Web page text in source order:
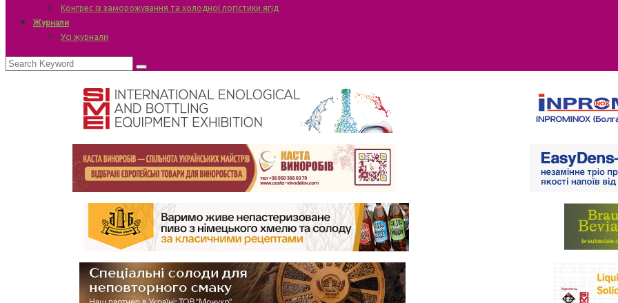
Конгрес із заморожування та холодної логістики ягід
Журнали
Усі журнали